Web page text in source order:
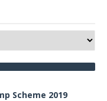
Scheme 2019